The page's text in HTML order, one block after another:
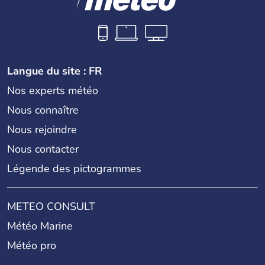
Langue du site : FR
Nos experts météo
Nous connaître
Nous rejoindre
Nous contacter
Légende des pictogrammes
METEO CONSULT
Météo Marine
Météo pro